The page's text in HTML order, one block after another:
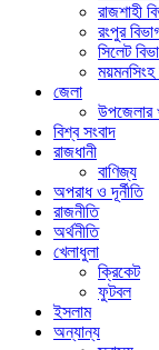
রাজশাহী
রংপুর
সিলেট
ময়মনসিংহ
জেলা
উপজেলার
বিশ্ব সংবাদ
রাজধানী
বাণিজ্য
অপরাধ ও দূর্নীতি
রাজনীতি
অর্থনীতি
খেলাধুলা
ক্রিকেট
ফুটবল
ইসলাম
অন্যান্য